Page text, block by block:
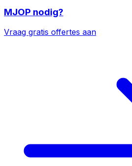
MJOP nodig?
Vraag gratis offertes aan